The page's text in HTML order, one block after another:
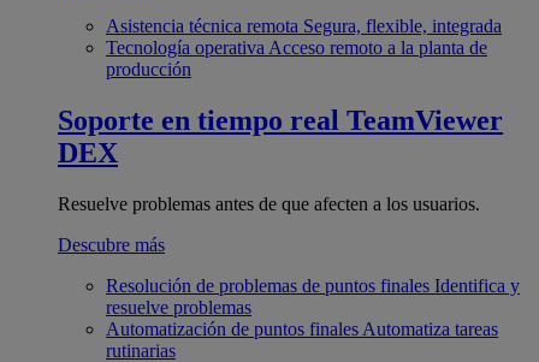
Asistencia técnica remota Segura, flexible, integrada
Tecnología operativa Acceso remoto a la planta de
producción
Soporte en tiempo real TeamViewer
DEX
Resuelve problemas antes de que afecten a los usuarios.
Descubre más
Resolución de problemas de puntos finales Identifica y
resuelve problemas
Automatización de puntos finales Automatiza tareas
rutinarias